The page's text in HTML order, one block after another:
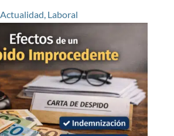
Actualidad Laboral